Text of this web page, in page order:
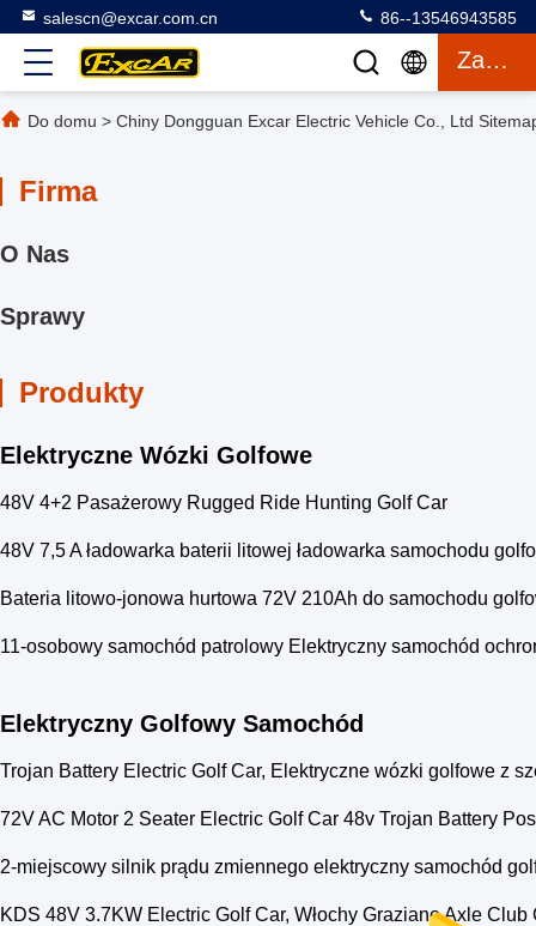
salescn@excar.com.cn 86--13546943585
Zacytować
Do domu > Chiny Dongguan Excar Electric Vehicle Co., Ltd
Firma
O Nas
Sprawy
Produkty
Elektryczne Wózki Golfowe
48V 4+2 Pasażerowy Rugged Ride Hunting Golf Car
48V 7,5 A ładowarka baterii litowej ładowarka samochodu
Bateria litowo-jonowa hurtowa 72V 210Ah do samochodu
11-osobowy samochód patrolowy Elektryczny samochód
Elektryczny Golfowy Samochód
Trojan Battery Electric Golf Car, Elektryczne wózki golfowe z
72V AC Motor 2 Seater Electric Golf Car 48v Trojan Battery
2-miejscowy silnik prądu zmiennego elektryczny samochód
KDS 48V 3.7KW Electric Golf Car, Włochy Graziano Axle Club